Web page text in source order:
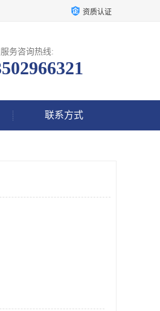
资质认证
务咨询热线:
联系方式